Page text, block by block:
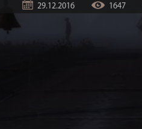
29.12.2016 1647